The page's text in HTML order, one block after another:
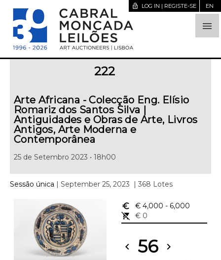

lock_open LOG IN | REGISTE-SE EN
222
Arte Africana - Colecção Eng. Elísio
Romariz dos Santos Silva |
Antiguidades e Obras de Arte, Livros
Antigos, Arte Moderna e
Contemporânea
25 de Setembro 2023 • 18h00
Sessão única | September 25, 2023 | 368 Lotes
euro_symbol € 4,000 - 6,000
remove_shopping_cart
€ 0
chevron_left 56 chevron_right